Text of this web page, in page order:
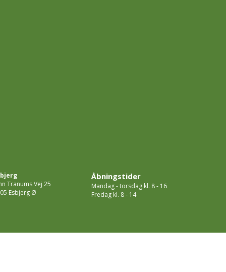
Tranums Vej 25
Esbjerg Ø
Åbningstider
Mandag - torsdag kl. 8 - 16
Fredag kl. 8 - 14